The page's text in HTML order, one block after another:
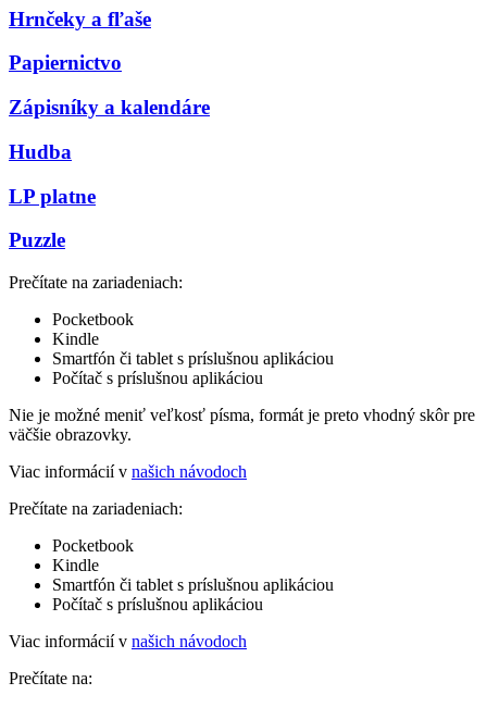
Hrnčeky a fľaše
Papiernictvo
Zápisníky a kalendáre
Hudba
LP platne
Puzzle
Prečítate na zariadeniach:
Pocketbook
Kindle
Smartfón či tablet s príslušnou aplikáciou
Počítač s príslušnou aplikáciou
Nie je možné meniť veľkosť písma, formát je preto vhodný skôr pre
väčšie obrazovky.
Viac informácií v našich návodoch
Prečítate na zariadeniach:
Pocketbook
Kindle
Smartfón či tablet s príslušnou aplikáciou
Počítač s príslušnou aplikáciou
Viac informácií v našich návodoch
Prečítate na: